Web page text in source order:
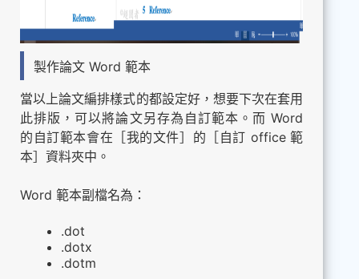
製作論文 Word 範本
當以上論文編排樣式的都設定好，想要下次在套用
此排版，可以將論文另存為自訂範本。而 Word
的自訂範本會在［我的文件］的［自訂 office 範
本］資料夾中。
Word 範本副檔名為：
.dot
.dotx
.dotm